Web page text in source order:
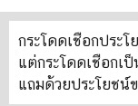
กระโดดเชือกประ
แต่กระโดดเชือกเ
แถมด้วยประโยชน์